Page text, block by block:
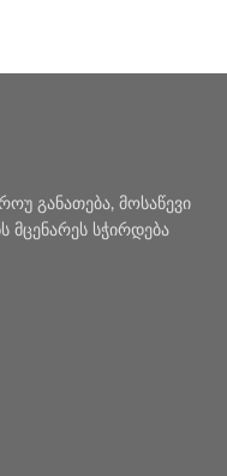
განათება, მოსაწევი
მცენარეს სჭირდება